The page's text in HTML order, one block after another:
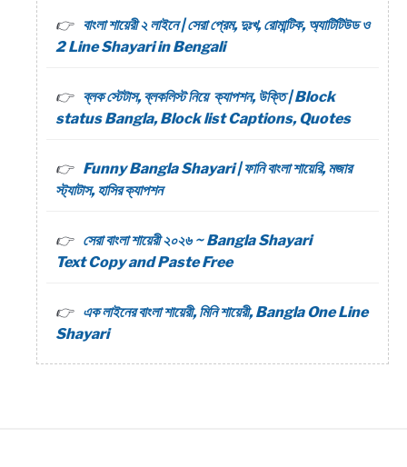
বাংলা শায়েরী ২ লাইনে | সেরা প্রেম, দুঃখ, রোমান্টিক, অ্যাটিটিউড ও
2 Line Shayari in Bengali
ব্লক স্টেটাস, ব্লকলিস্ট নিয়ে ক্যাপশন, উক্তি | Block
status Bangla, Block list Captions, Quotes
Funny Bangla Shayari | ফানি বাংলা শায়েরি, মজার
স্ট্যাটাস, হাসির ক্যাপশন
সেরা বাংলা শায়েরী ২০২৬ ~ Bangla Shayari
Text Copy and Paste Free
এক লাইনের বাংলা শায়েরী, মিনি শায়েরী, Bangla One Line
Shayari